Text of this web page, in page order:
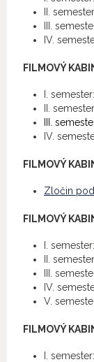
II.
III.
IV.
FILMOVÝ
I. semester:
II.
III.
IV.
FILMOVÝ
Zločin
FILMOVÝ
I. semester:
II.
III.
IV.
V.
FILMOVÝ
I.